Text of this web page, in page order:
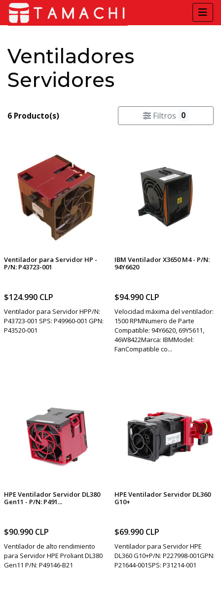
Ventiladores
Servidores
6 Producto(s) Filtros 0
Ventilador para Servidor HP -
P/N: P43723-001
$124.990 CLP
Ventilador para Servidor HPP/N:
P43723-001 SPS: P49960-001 GPN:
P43520-001
IBM Ventilador X3650 M4 - P/N:
94Y6620
$94.990 CLP
Velocidad máxima del ventilador:
1500 RPMNumero de Parte
Compatible: 94Y6620, 69Y5611,
46W8422Marca: IBMModel:
FanCompatible co...
HPE Ventilador Servidor DL380
Gen11 - P/N: P491...
$90.990 CLP
Ventilador de alto rendimiento
para Servidor HPE Proliant DL380
Gen11 P/N: P49146-B21
HPE Ventilador Servidor DL360
G10+
$69.990 CLP
Ventilador para Servidor HPE
DL360 G10+P/N: P227998-001GPN:
P21644-001SPS: P31214-001